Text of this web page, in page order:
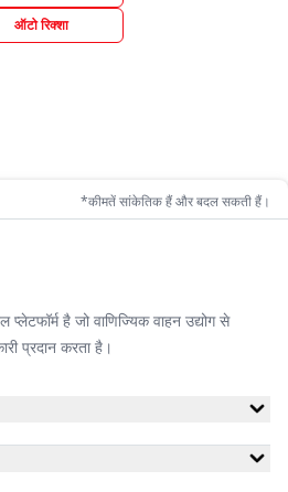
ऑटो रिक्शा
*कीमतें सांकेतिक हैं और बदल सकती हैं।
है जो वाणिज्यिक वाहन उद्योग से
प्रदान करता है।